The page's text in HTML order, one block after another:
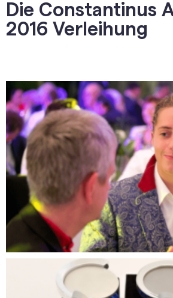
Die Constantinus
2016 Verleihung